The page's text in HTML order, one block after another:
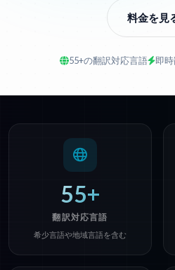
料金を見
55+の翻訳対応言語 即
55+
翻訳対応言語
希少言語や地域言語を含む